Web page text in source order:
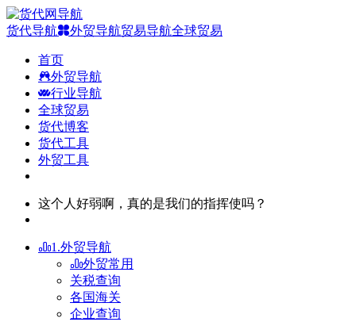
货代导航 外贸导航贸易导航全球贸易
首页
外贸导航
行业导航
全球贸易
货代博客
货代工具
外贸工具
这个人好弱啊，真的是我们的指挥使吗？
1.外贸导航
外贸常用
关税查询
各国海关
企业查询